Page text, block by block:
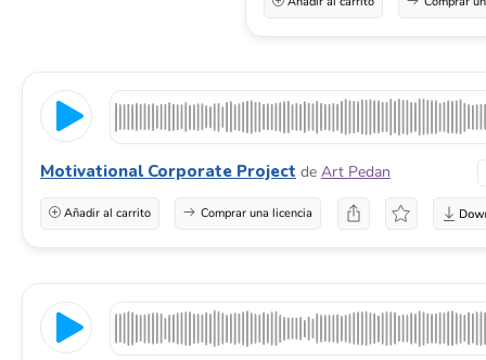
Motivational Corporate Project de Art Pedan
Añadir al carrito Comprar una licencia